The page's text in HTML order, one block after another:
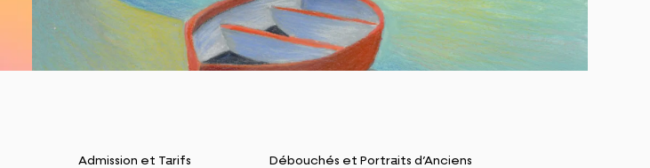
Admission et Tarifs Débouchés et Portraits d’Anciens